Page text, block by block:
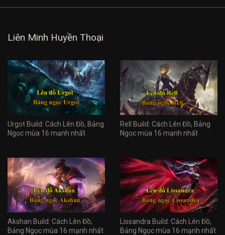
Liên Minh Huyền Thoại
Urgot Build: Cách Lên Đồ, Bảng
Ngọc mùa 16 mạnh nhất
Rell Build: Cách Lên Đồ, Bảng
Ngọc mùa 16 mạnh nhất
Akshan Build: Cách Lên Đồ,
Bảng Ngọc mùa 16 mạnh nhất
Lissandra Build: Cách Lên Đồ,
Bảng Ngọc mùa 16 mạnh nhất